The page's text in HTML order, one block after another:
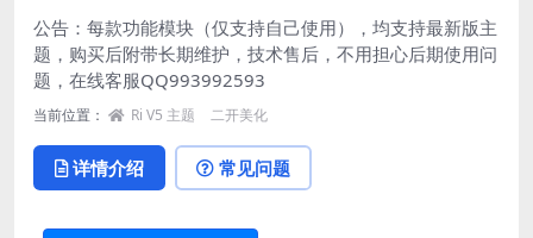
公告：每款功能模块（仅支持自己使用），均支持最新版主
题，购买后附带长期维护，技术售后，不用担心后期使用问
题，在线客服QQ993992593
当前位置： Ri V5 主题 二开美化
详情介绍 常见问题